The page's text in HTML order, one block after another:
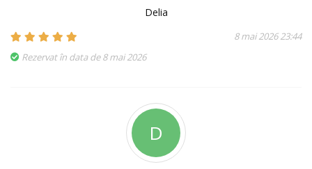
Delia
8 mai 2026 23:44
Rezervat în data de 8 mai 2026
D